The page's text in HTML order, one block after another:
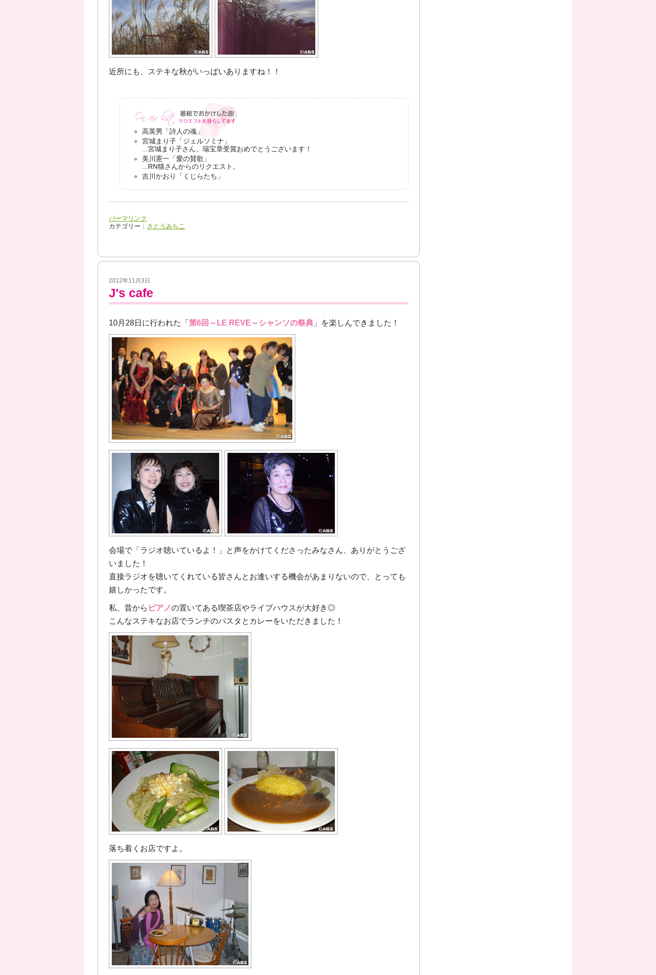
近所にも、ステキな秋がいっぱいありますね！！
高英男「詩人の魂」
宮城まり子「ジェルソミナ」
...宮城まり子さん、瑞宝章受賞おめでとうございます！
美川憲一「愛の賛歌」
...RN猫さんからのリクエスト。
吉川かおり「くじらたち」
パーマリンク
カテゴリー： さとうみちこ
2012年11月3日
J's cafe
10月28日に行われた「第6回～LE REVE～シャンソの祭典 」を楽しんできました！
会場で「ラジオ聴いているよ！」と声をかけてくださったみなさん、ありがとうござ
いました！
直接ラジオを聴いてくれている皆さんとお逢いする機会があまりないので、とっても
嬉しかったです。
私、昔から ピアノの置いてある喫茶店やライブハウスが大好き◎
こんなステキなお店でランチのパスタとカレーをいただきました！
落ち着くお店ですよ。